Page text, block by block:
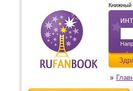
Книжный